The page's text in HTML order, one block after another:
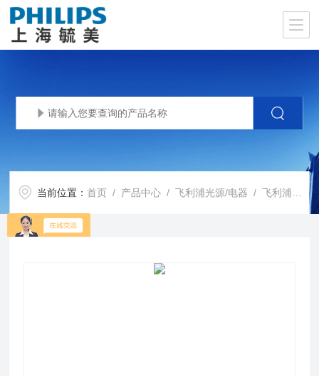
当前位置：首页 / 产品中心 /飞利浦光源/电器 /飞利浦高压钠灯SON-T